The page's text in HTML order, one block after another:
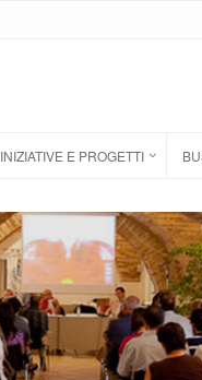
INIZIATIVE E PROGETTI